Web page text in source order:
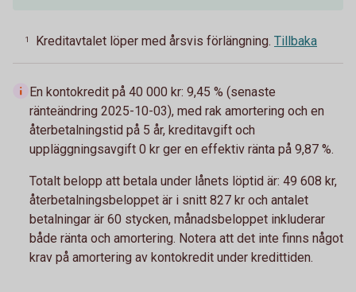
1 Kreditavtalet löper med årsvis förlängning. Tillbaka
En kontokredit på 40 000 kr: 9,45 % (senaste
ränteändring 2025-10-03), med rak amortering och en
återbetalningstid på 5 år, kreditavgift och
uppläggningsavgift 0 kr ger en effektiv ränta på 9,87 %.
Totalt belopp att betala under lånets löptid är: 49 608 kr,
återbetalningsbeloppet är i snitt 827 kr och antalet
betalningar är 60 stycken, månadsbeloppet inkluderar
både ränta och amortering. Notera att det inte finns något
krav på amortering av kontokredit under kredittiden.